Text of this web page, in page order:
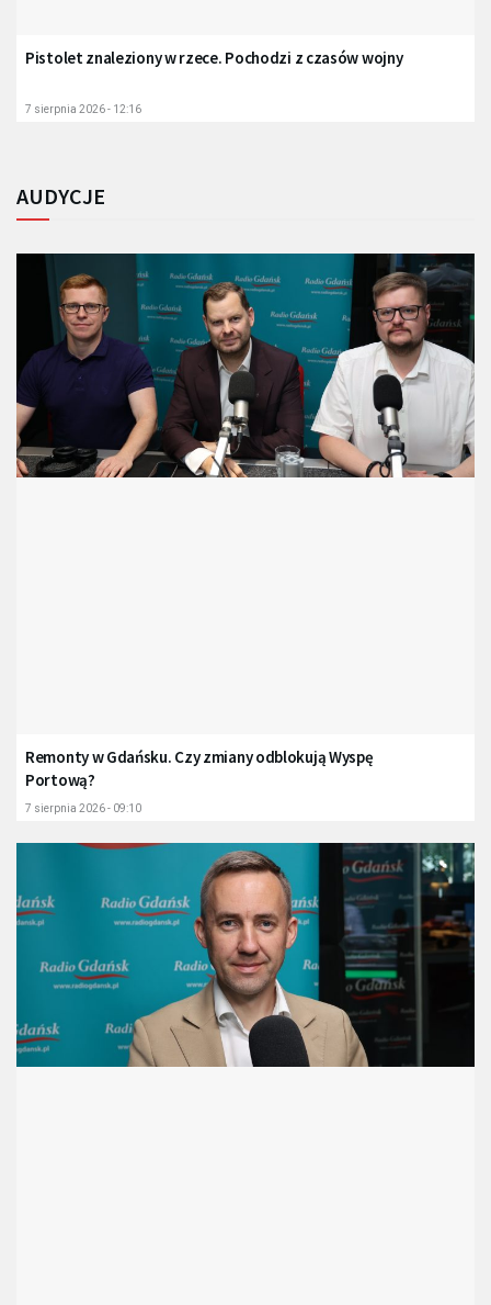
Pistolet znaleziony w rzece. Pochodzi z czasów wojny
7 sierpnia 2026 - 12:16
AUDYCJE
Remonty w Gdańsku. Czy zmiany odblokują Wyspę
Portową?
7 sierpnia 2026 - 09:10